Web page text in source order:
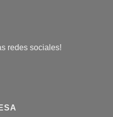
redes sociales!